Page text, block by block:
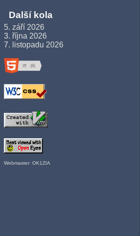
Další kola
5. září 2026
3. října 2026
7. listopadu 2026
Webmaster: OK1ZIA